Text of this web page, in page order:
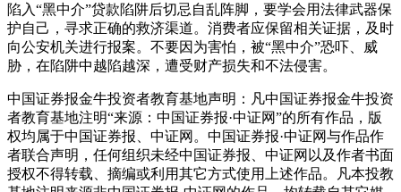
陷入“黑中介”贷款陷阱后切忌自乱阵脚，要学会用法律武器保
护自己，寻求正确的救济渠道。消费者应保留相关证据，及时
向公安机关进行报案。不要因为害怕，被“黑中介”恐吓、威
胁，在陷阱中越陷越深，遭受财产损失和不法侵害。
中国证券报金牛投资者教育基地声明：凡中国证券报金牛投资
者教育基地注明“来源：中国证券报·中证网”的所有作品，版
权均属于中国证券报、中证网。中国证券报·中证网与作品作
者联合声明，任何组织未经中国证券报、中证网以及作者书面
授权不得转载、摘编或利用其它方式使用上述作品。凡本投教